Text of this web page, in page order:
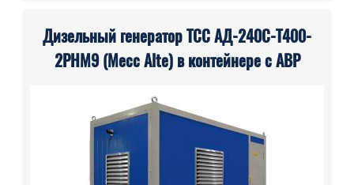
Дизельный генератор ТСС АД-240С-Т400-
2РНМ9 (Mecc Alte) в контейнере с АВР